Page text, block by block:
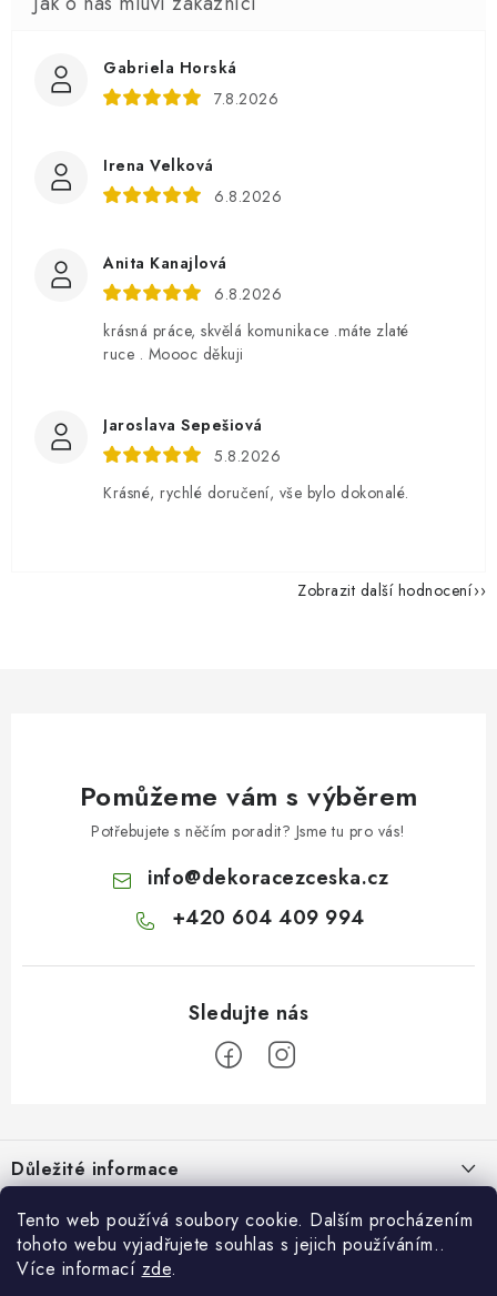
Tento web používá soubory cookie. Dalším procházením
tohoto webu vyjadřujete souhlas s jejich používáním..
Více informací zde.
Gabriela Horská
7.8.2026
Irena Velková
6.8.2026
Anita Kanajlová
6.8.2026
krásná práce, skvělá komunikace .máte zlaté
ruce . Moooc děkuji
Jaroslava Sepešiová
5.8.2026
Krásné, rychlé doručení, vše bylo dokonalé.
Zobrazit další hodnocení
Pomůžeme vám s výběrem
Potřebujete s něčím poradit? Jsme tu pro vás!
info@dekoracezceska.cz
+420 604 409 994
pDůležité informace
Doprava a platba
Obchodní podmínky
Pro zákazníky
Svatební dárkový box pro novomanžele - překvapte originálním
Blog